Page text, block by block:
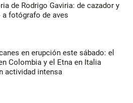
de Rodrigo Gaviria: de cazador y
a fotógrafo de aves
en erupción este sábado: el
Colombia y el Etna en Italia
actividad intensa